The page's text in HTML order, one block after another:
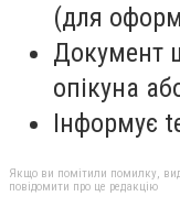
(для
Документ
опікуна
Інформує
Якщо ви помітили помилку,
повідомити про це редакцію